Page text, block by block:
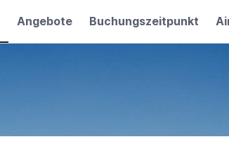
Angebote Buchungszeitpunkt